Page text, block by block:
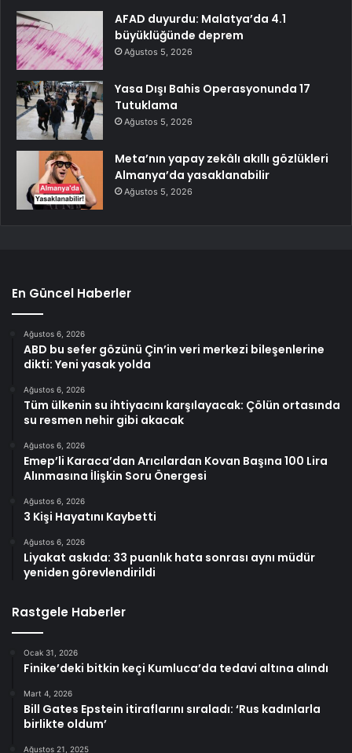
AFAD duyurdu: Malatya’da 4.1
büyüklüğünde deprem
Ağustos 5, 2026
Yasa Dışı Bahis Operasyonunda 17
Tutuklama
Ağustos 5, 2026
Meta’nın yapay zekâlı akıllı gözlükleri
Almanya’da yasaklanabilir
Ağustos 5, 2026
En Güncel Haberler
Ağustos 6, 2026
ABD bu sefer gözünü Çin’in veri merkezi bileşenlerine
dikti: Yeni yasak yolda
Ağustos 6, 2026
Tüm ülkenin su ihtiyacını karşılayacak: Çölün ortasında
su resmen nehir gibi akacak
Ağustos 6, 2026
Emep’li Karaca’dan Arıcılardan Kovan Başına 100 Lira
Alınmasına İlişkin Soru Önergesi
Ağustos 6, 2026
3 Kişi Hayatını Kaybetti
Ağustos 6, 2026
Liyakat askıda: 33 puanlık hata sonrası aynı müdür
yeniden görevlendirildi
Rastgele Haberler
Ocak 31, 2026
Finike’deki bitkin keçi Kumluca’da tedavi altına alındı
Mart 4, 2026
Bill Gates Epstein itiraflarını sıraladı: ‘Rus kadınlarla
birlikte oldum’
Ağustos 21, 2025